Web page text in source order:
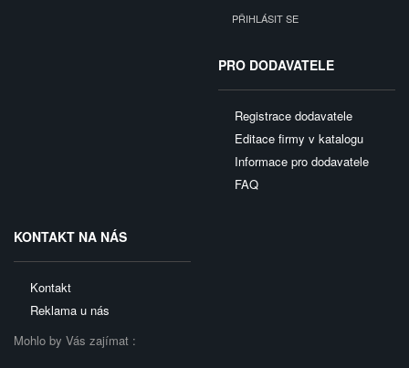
PŘIHLÁSIT SE
PRO DODAVATELE
Registrace dodavatele
Editace firmy v katalogu
Informace pro dodavatele
FAQ
KONTAKT NA NÁS
Kontakt
Reklama u nás
Mohlo by Vás zajímat :